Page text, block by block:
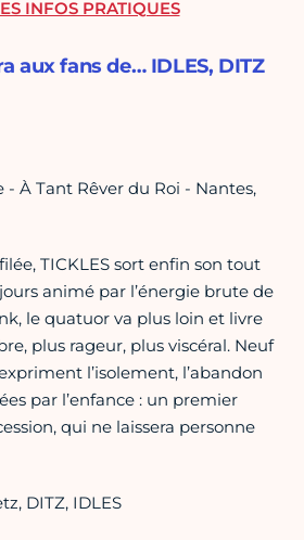
aux fans de… IDLES, DITZ
À Tant Rêver du Roi - Nantes,
TICKLES sort enfin son tout
animé par l’énergie brute de
le quatuor va plus loin et livre
plus rageur, plus viscéral. Neuf
l’isolement, l’abandon
par l’enfance : un premier
qui ne laissera personne
DITZ, IDLES
INFOS PRATIQUES